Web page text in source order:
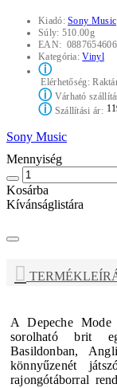
Kiadó:Sony Music
Súly: 510.00g
EAN:
Kategória:Vinyl
ⓘ
Elérhetőség:
ⓘVárható
ⓘSzállítási ár:
Sony Music
Mennyiség
Kosárba
Kívánságlistára
A Depeche Mode
sorolható brit
Basildonban,
könnyűzenét
rajongótáborral